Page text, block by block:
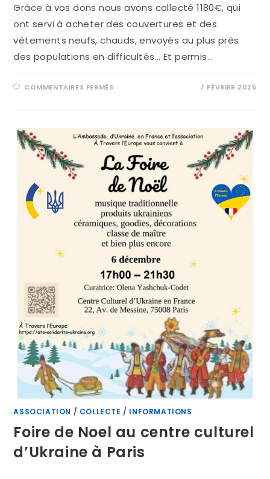
Grâce à vos dons nous avons collecté 1180€, qui
ont servi à acheter des couvertures et des
vêtements neufs, chauds, envoyés au plus près
des populations en difficultés... Et permis…
COMMENTAIRES FERMÉS 7 FÉVRIER 2025
ASSOCIATION / COLLECTE / INFORMATIONS
Foire de Noel au centre culturel
d’Ukraine à Paris